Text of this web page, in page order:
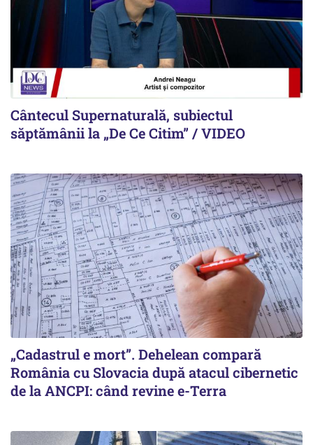
Cântecul Supernaturală, subiectul
săptămânii la „De Ce Citim” / VIDEO
„Cadastrul e mort”. Dehelean compară
România cu Slovacia după atacul cibernetic
de la ANCPI: când revine e-Terra